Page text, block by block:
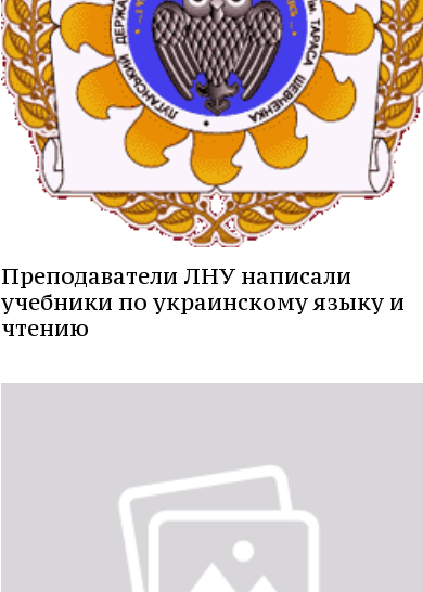
Преподаватели ЛНУ написали
учебники по украинскому языку и
чтению